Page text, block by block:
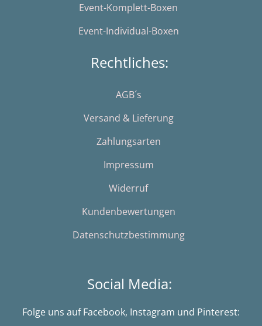
Event-Komplett-Boxen
Event-Individual-Boxen
Rechtliches:
AGB´s
Versand & Lieferung
Zahlungsarten
Impressum
Widerruf
Kundenbewertungen
Datenschutzbestimmung
Social Media:
Folge uns auf Facebook, Instagram und Pinterest: